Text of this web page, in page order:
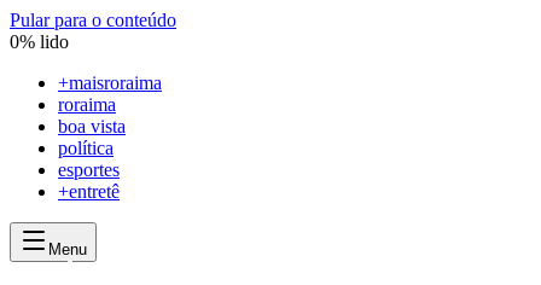
Pular para o conteúdo
0% lido
+maisroraima
roraima
boa vista
política
esportes
+entretê
Menu
maisroraima